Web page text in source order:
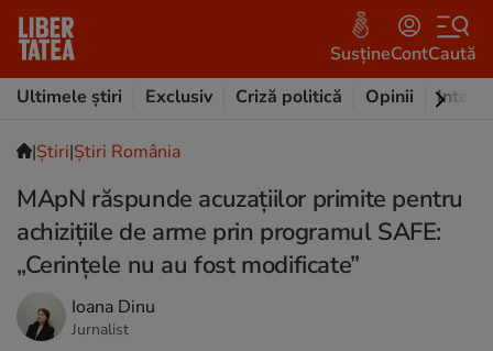
SusțineContCaută
Ultimele știri
Exclusiv Criză politică Opinii
|Ştiri|Știri România
MApN răspunde acuzațiilor primite pentru
achizițiile de arme prin programul SAFE:
„Cerințele nu au fost modificate”
Ioana Dinu
Jurnalist